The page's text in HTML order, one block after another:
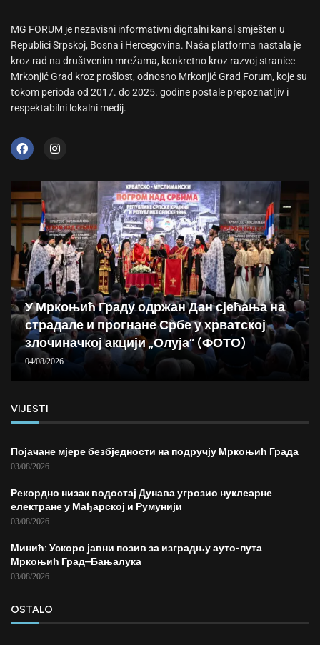
MG FORUM je nezavisni informativni digitalni kanal smješten u
Republici Srpskoj, Bosna i Hercegovina. Naša platforma nastala je
kroz rad na društvenim mrežama, konkretno kroz razvoj stranice
Mrkonjić Grad kroz prošlost, odnosno Mrkonjić Grad Forum, koje su
tokom perioda od 2017. do 2025. godine postale prepoznatljiv i
respektabilni lokalni medij.
У Мркоњић Граду одржан Дан сјећања на
страдале и прогнане Србе у хрватској
злочиначкој акцији „Олуја“ (ФОТО)
04/08/2026
VIJESTI
Појачане мјере безбједности на подручју Мркоњић Града
03/08/2026
Рекордно низак водостај Дунава угрозио нуклеарне
електране у Мађарској и Румунији
03/08/2026
Минић: Ускоро јавни позив за изградњу ауто-пута
Мркоњић Град–Бањалука
03/08/2026
OSTALO